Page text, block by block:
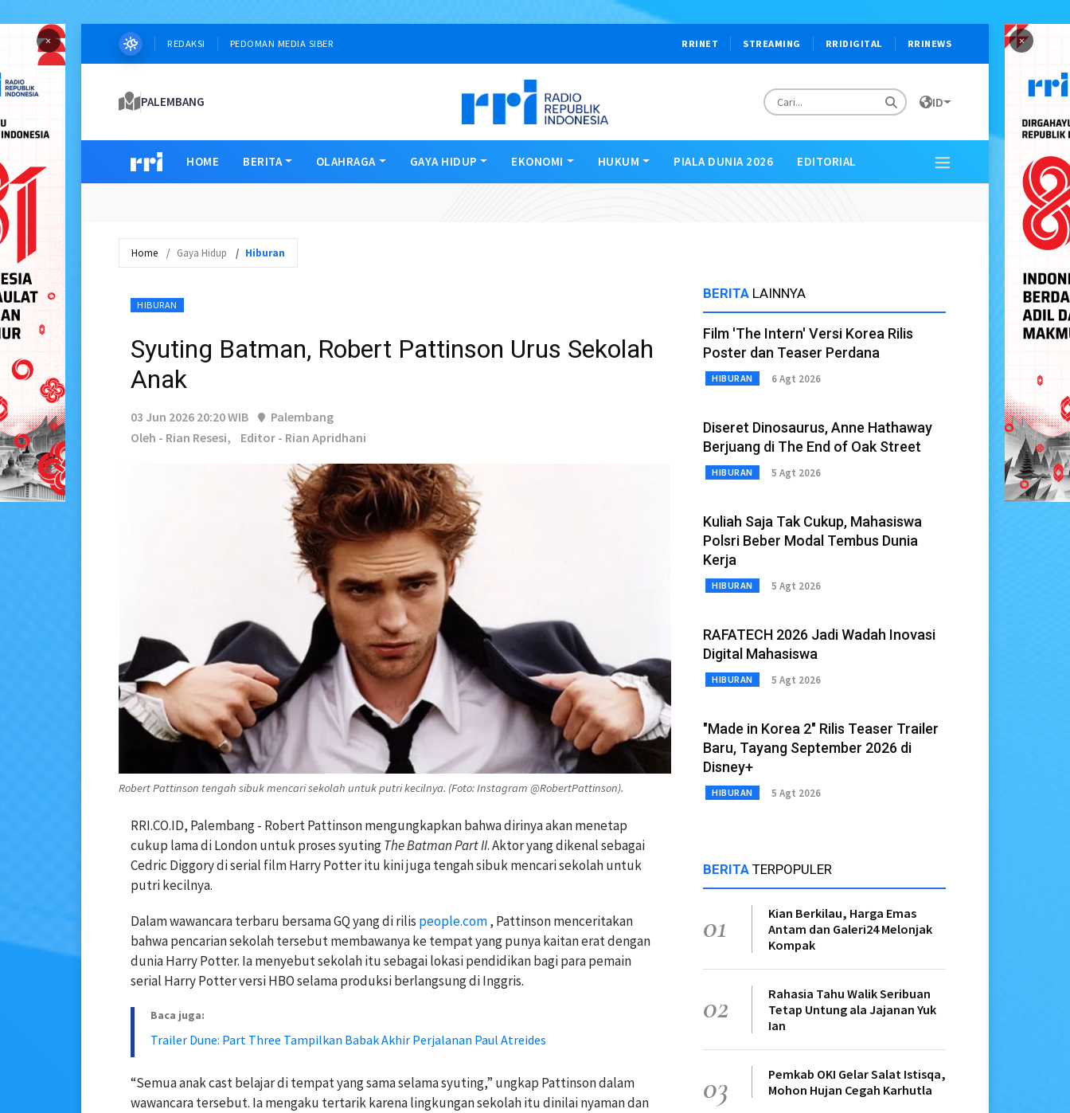
× ×
REDAKSI PEDOMAN MEDIA SIBER RRINET STREAMING RRIDIGITAL RRINEWS
PALEMBANG ID
HOME BERITA OLAHRAGA GAYA HIDUP EKONOMI HUKUM PIALA DUNIA 2026 EDITORIAL
Home Gaya Hidup Hiburan
HIBURAN
Syuting Batman, Robert Pattinson Urus Sekolah
Anak
03 Jun 2026 20:20 WIB
Palembang
Oleh - Rian Resesi,
Editor - Rian Apridhani
Robert Pattinson tengah sibuk mencari sekolah untuk putri kecilnya. (Foto: Instagram @RobertPattinson).
RRI.CO.ID, Palembang - Robert Pattinson mengungkapkan bahwa dirinya akan menetap
cukup lama di London untuk proses syutingThe Batman Part II. Aktor yang dikenal sebagai
Cedric Diggory di serial film Harry Potter itu kini juga tengah sibuk mencari sekolah untuk
putri kecilnya.
Dalam wawancara terbaru bersama GQ yang di rilis people.com, Pattinson menceritakan
bahwa pencarian sekolah tersebut membawanya ke tempat yang punya kaitan erat dengan
dunia Harry Potter. Ia menyebut sekolah itu sebagai lokasi pendidikan bagi para pemain
serial Harry Potter versi HBO selama produksi berlangsung di Inggris.
Baca juga:
Trailer Dune: Part Three Tampilkan Babak Akhir Perjalanan Paul Atreides
“Semua anak cast belajar di tempat yang sama selama syuting,” ungkap Pattinson dalam
wawancara tersebut. Ia mengaku tertarik karena lingkungan sekolah itu dinilai nyaman dan
BERITA LAINNYA
Film 'The Intern' Versi Korea Rilis
Poster dan Teaser Perdana
HIBURAN 6 Agt 2026
Diseret Dinosaurus, Anne Hathaway
Berjuang di The End of Oak Street
HIBURAN 5 Agt 2026
Kuliah Saja Tak Cukup, Mahasiswa
Polsri Beber Modal Tembus Dunia
Kerja
HIBURAN 5 Agt 2026
RAFATECH 2026 Jadi Wadah Inovasi
Digital Mahasiswa
HIBURAN 5 Agt 2026
"Made in Korea 2" Rilis Teaser Trailer
Baru, Tayang September 2026 di
Disney+
HIBURAN 5 Agt 2026
BERITA TERPOPULER
01
Kian Berkilau, Harga Emas
Antam dan Galeri24 Melonjak
Kompak
02
Rahasia Tahu Walik Seribuan
Tetap Untung ala Jajanan Yuk
Ian
03
Pemkab OKI Gelar Salat Istisqa,
Mohon Hujan Cegah Karhutla